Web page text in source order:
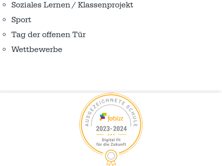
Soziales Lernen / Klassenprojekt
Sport
Tag der offenen Tür
Wettbewerbe